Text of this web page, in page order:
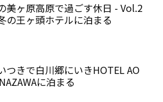
美ヶ原高原で過ごす休日 - Vol.2
の王ヶ頭ホテルに泊まる
つきで白川郷にいきHOTEL AO
に泊まる